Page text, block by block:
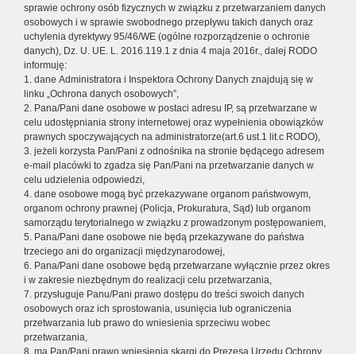
sprawie ochrony osób fizycznych w związku z przetwarzaniem danych
osobowych i w sprawie swobodnego przepływu takich danych oraz
uchylenia dyrektywy 95/46/WE (ogólne rozporządzenie o ochronie
danych), Dz. U. UE. L. 2016.119.1 z dnia 4 maja 2016r., dalej RODO
informuję:
1. dane Administratora i Inspektora Ochrony Danych znajdują się w
linku „Ochrona danych osobowych”,
2. Pana/Pani dane osobowe w postaci adresu IP, są przetwarzane w
celu udostępniania strony internetowej oraz wypełnienia obowiązków
prawnych spoczywających na administratorze(art.6 ust.1 lit.c RODO),
3. jeżeli korzysta Pan/Pani z odnośnika na stronie będącego adresem
e-mail placówki to zgadza się Pan/Pani na przetwarzanie danych w
celu udzielenia odpowiedzi,
4. dane osobowe mogą być przekazywane organom państwowym,
organom ochrony prawnej (Policja, Prokuratura, Sąd) lub organom
samorządu terytorialnego w związku z prowadzonym postępowaniem,
5. Pana/Pani dane osobowe nie będą przekazywane do państwa
trzeciego ani do organizacji międzynarodowej,
6. Pana/Pani dane osobowe będą przetwarzane wyłącznie przez okres
i w zakresie niezbędnym do realizacji celu przetwarzania,
7. przysługuje Panu/Pani prawo dostępu do treści swoich danych
osobowych oraz ich sprostowania, usunięcia lub ograniczenia
przetwarzania lub prawo do wniesienia sprzeciwu wobec
przetwarzania,
8. ma Pan/Pani prawo wniesienia skargi do Prezesa Urzędu Ochrony